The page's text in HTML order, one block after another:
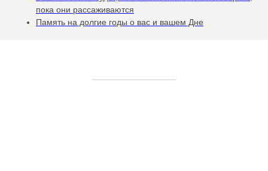
пока они рассаживаются
Память на долгие годы о вас и вашем Дне